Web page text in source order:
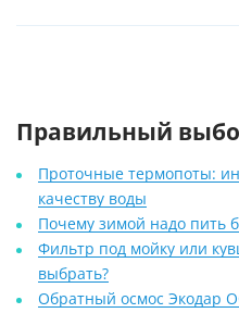
Правильный
Проточные термопоты:
качеству воды
Почему зимой надо пить
Фильтр под мойку или
выбрать?
Обратный осмос Экодар